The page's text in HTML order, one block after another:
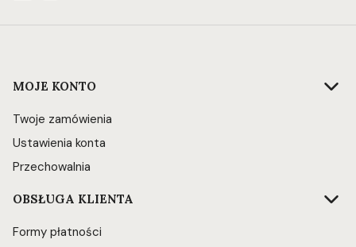
Linki w stopce
MOJE KONTO
Twoje zamówienia
Ustawienia konta
Przechowalnia
OBSŁUGA KLIENTA
Formy płatności